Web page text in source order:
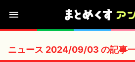
ニュース 2024/09/03 の記事